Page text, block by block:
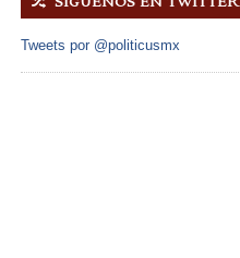
🔀
Tweets por @politicusmx